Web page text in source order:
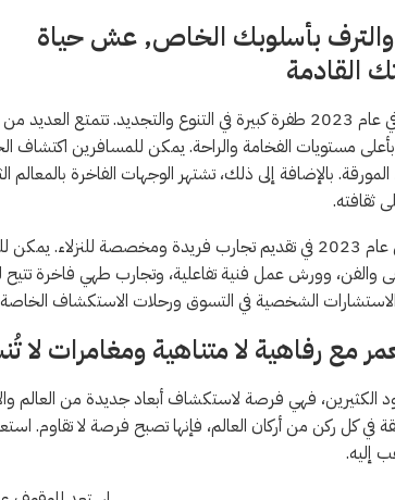
والترف بأسلوبك الخاص, عش حياة
القادمة
تشهد الوجهات الفاخرة في عام 2023 طفرة كبيرة في التنوع
بأعلى مستويات الفخامة والراحة. يمكن للمسافرين اكتشاف
بالإضافة إلى ذلك، تشتهر الوجهات الفاخرة بالمعالم
ثقافته.
تتفوق رحلات الفخامة في عام 2023 في تقديم تجارب فريدة
والفن، وورش عمل فنية تفاعلية، وتجارب طهي فاخرة تتيح
الشخصية في التسوق ورحلات الاستكشاف الخاصة،
مع رفاهية لا متناهية ومغامرات لا
الكثيرين، فهي فرصة لاستكشاف أبعاد جديدة من العالم
في كل ركن من أركان العالم، فإنها تصبح فرصة لا تقاوم.
إليه.